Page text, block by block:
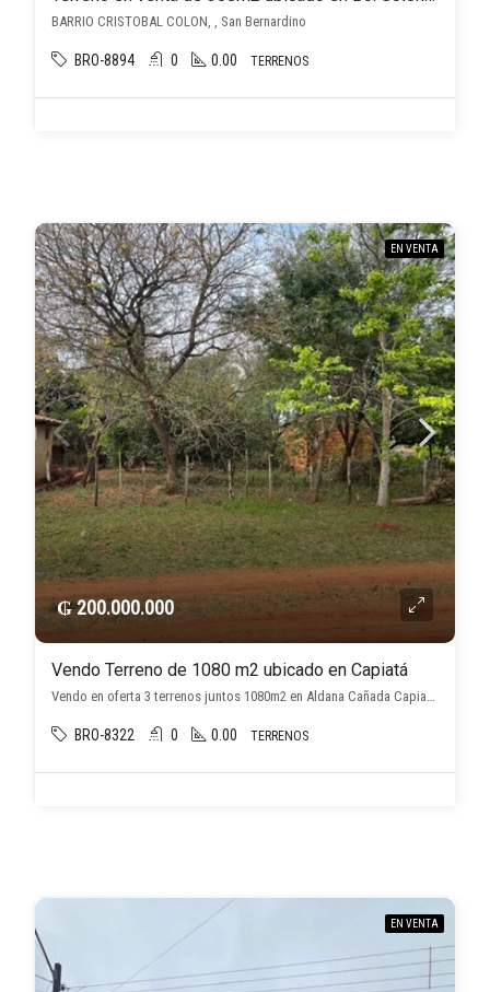
BARRIO CRISTOBAL COLON, , San Bernardino
BRO-8894 0 0.00 TERRENOS
EN VENTA
₲ 200.000.000
Vendo Terreno de 1080 m2 ubicado en Capiatá
Vendo en oferta 3 terrenos juntos 1080m2 en Aldana Cañada Capiata, , Capiatá
BRO-8322 0 0.00 TERRENOS
EN VENTA